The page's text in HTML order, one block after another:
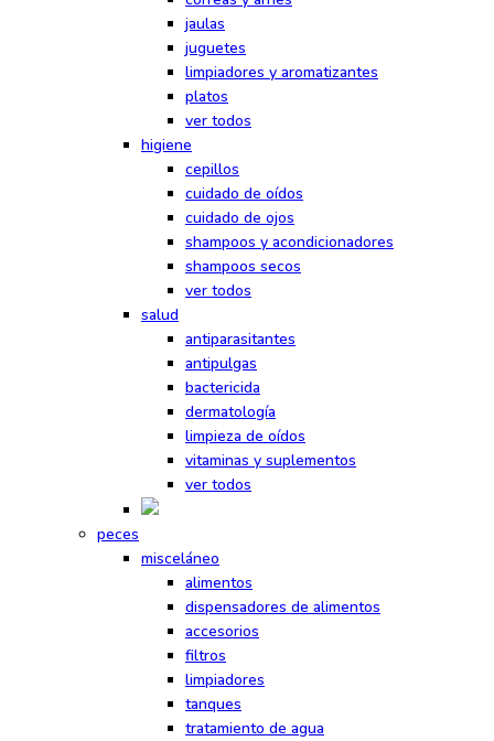
jaulas
juguetes
limpiadores y aromatizantes
platos
ver todos
higiene
cepillos
cuidado de oídos
cuidado de ojos
shampoos y acondicionadores
shampoos secos
ver todos
salud
antiparasitantes
antipulgas
bactericida
dermatología
limpieza de oídos
vitaminas y suplementos
ver todos
peces
misceláneo
alimentos
dispensadores de alimentos
accesorios
filtros
limpiadores
tanques
tratamiento de agua